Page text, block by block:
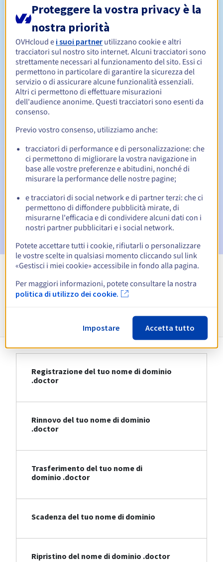
Periodo di registrazione Da 1 a 10 anni
Periodo di rinnovo Da 1 a 10 anni
Redemption period 30 giorni
Email di notifica:60, 30, 15, 7 e 3 giorni prima della
scadenza
Email il giorno della scadenza
per notificare la
sospensione del nome di dominio
Email dopo il Redemption Grace Period per notificare la
cancellazione del nome di dominio
Visualizza tutte le estensioni
Registrazione del tuo nome di dominio
.doctor
Rinnovo del tuo nome di dominio
.doctor
Trasferimento del tuo nome di
dominio .doctor
Scadenza del tuo nome di dominio
Ripristino del nome di dominio .doctor
Proteggere la vostra privacy è la
nostra priorità
OVHcloud e i suoi partner utilizzano cookie e altri
tracciatori sul nostro sito internet. Alcuni tracciatori sono
strettamente necessari al funzionamento del sito. Essi ci
permettono in particolare di garantire la sicurezza del
servizio o di assicurare alcune funzionalità essenziali.
Altri ci permettono di effettuare misurazioni
dell'audience anonime. Questi tracciatori sono esenti da
consenso.
Previo vostro consenso, utilizziamo anche:
tracciatori di performance e di personalizzazione: che
ci permettono di migliorare la vostra navigazione in
base alle vostre preferenze e abitudini, nonché di
misurare la performance delle nostre pagine;
e tracciatori di social network e di partner terzi: che ci
permettono di diffondere pubblicità mirate, di
misurarne l'efficacia e di condividere alcuni dati con i
nostri partner pubblicitari e i social network.
Potete accettare tutti i cookie, rifiutarli o personalizzare
le vostre scelte in qualsiasi momento cliccando sul link
«Gestisci i miei cookie» accessibile in fondo alla pagina.
Per maggiori informazioni, potete consultare la nostra
politica di utilizzo dei cookie.
Impostare Accetta tutto